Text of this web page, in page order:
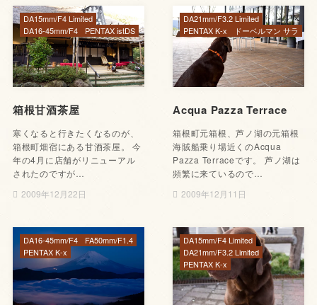
箱根甘酒茶屋
寒くなると行きたくなるのが、
箱根町畑宿にある甘酒茶屋。 今
年の4月に店舗がリニューアル
されたのですが…
2009年12月22日
DA15mm/F4 Limited
DA16-45mm/F4
PENTAX istDS
Acqua Pazza Terrace
箱根町元箱根、芦ノ湖の元箱根
海賊船乗り場近くのAcqua
Pazza Terraceです。 芦ノ湖は
頻繁に来ているので…
2009年12月11日
DA21mm/F3.2 Limited
PENTAX K-x
ドーベルマン サラ
DA16-45mm/F4
FA50mm/F1.4
PENTAX K-x
DA15mm/F4 Limited
DA21mm/F3.2 Limited
PENTAX K-x